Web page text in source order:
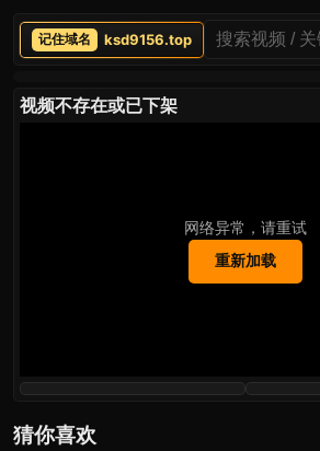
ksd9156.top
视频不存在或已下架
网络异常，请重试
重新加载
猜你喜欢